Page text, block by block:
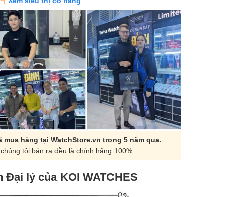
mua hàng tại WatchStore.vn trong 5 năm qua.
tôi bán ra đều là chính hãng 100%
Đại lý của KOI WATCHES